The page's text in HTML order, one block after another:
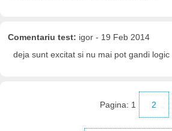
Comentariu test: igor - 19 Feb 2014
deja sunt excitat si nu mai pot gandi logic
Pagina: 1 2